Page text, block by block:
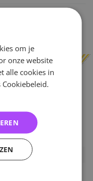
OLS-V2
om je
onze website
alle cookies in